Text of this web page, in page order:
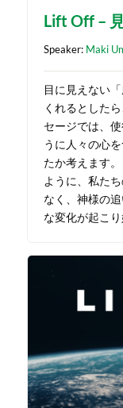
Lift Off –
Speaker: Maki
目に見えない
くれるとした
セージでは、
うに人々の心
たか考えます
ように、私た
なく、神様の
な変化が起こり